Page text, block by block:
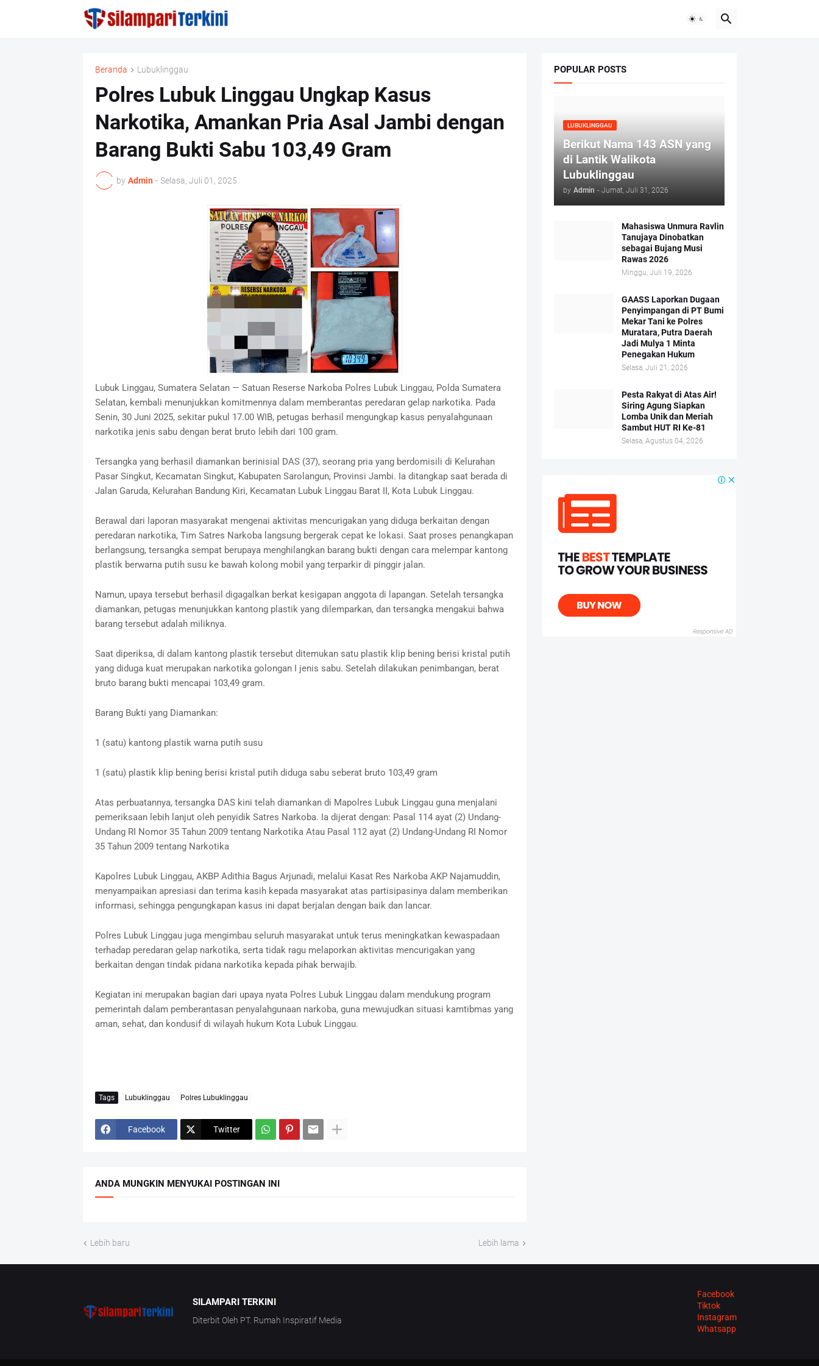
Beranda Lubuklinggau
Polres Lubuk Linggau Ungkap Kasus
Narkotika, Amankan Pria Asal Jambi dengan
Barang Bukti Sabu 103,49 Gram
by Admin - Selasa, Juli 01, 2025
Lubuk Linggau, Sumatera Selatan — Satuan Reserse Narkoba Polres Lubuk Linggau, Polda Sumatera
Selatan, kembali menunjukkan komitmennya dalam memberantas peredaran gelap narkotika. Pada
Senin, 30 Juni 2025, sekitar pukul 17.00 WIB, petugas berhasil mengungkap kasus penyalahgunaan
narkotika jenis sabu dengan berat bruto lebih dari 100 gram.
Tersangka yang berhasil diamankan berinisial DAS (37), seorang pria yang berdomisili di Kelurahan
Pasar Singkut, Kecamatan Singkut, Kabupaten Sarolangun, Provinsi Jambi. Ia ditangkap saat berada di
Jalan Garuda, Kelurahan Bandung Kiri, Kecamatan Lubuk Linggau Barat II, Kota Lubuk Linggau.
Berawal dari laporan masyarakat mengenai aktivitas mencurigakan yang diduga berkaitan dengan
peredaran narkotika, Tim Satres Narkoba langsung bergerak cepat ke lokasi. Saat proses penangkapan
berlangsung, tersangka sempat berupaya menghilangkan barang bukti dengan cara melempar kantong
plastik berwarna putih susu ke bawah kolong mobil yang terparkir di pinggir jalan.
Namun, upaya tersebut berhasil digagalkan berkat kesigapan anggota di lapangan. Setelah tersangka
diamankan, petugas menunjukkan kantong plastik yang dilemparkan, dan tersangka mengakui bahwa
barang tersebut adalah miliknya.
Saat diperiksa, di dalam kantong plastik tersebut ditemukan satu plastik klip bening berisi kristal putih
yang diduga kuat merupakan narkotika golongan I jenis sabu. Setelah dilakukan penimbangan, berat
bruto barang bukti mencapai 103,49 gram.
Barang Bukti yang Diamankan:
1 (satu) kantong plastik warna putih susu
1 (satu) plastik klip bening berisi kristal putih diduga sabu seberat bruto 103,49 gram
Atas perbuatannya, tersangka DAS kini telah diamankan di Mapolres Lubuk Linggau guna menjalani
pemeriksaan lebih lanjut oleh penyidik Satres Narkoba. Ia dijerat dengan: Pasal 114 ayat (2) Undang-
Undang RI Nomor 35 Tahun 2009 tentang Narkotika Atau Pasal 112 ayat (2) Undang-Undang RI Nomor
35 Tahun 2009 tentang Narkotika
Kapolres Lubuk Linggau, AKBP Adithia Bagus Arjunadi, melalui Kasat Res Narkoba AKP Najamuddin,
menyampaikan apresiasi dan terima kasih kepada masyarakat atas partisipasinya dalam memberikan
informasi, sehingga pengungkapan kasus ini dapat berjalan dengan baik dan lancar.
Polres Lubuk Linggau juga mengimbau seluruh masyarakat untuk terus meningkatkan kewaspadaan
terhadap peredaran gelap narkotika, serta tidak ragu melaporkan aktivitas mencurigakan yang
berkaitan dengan tindak pidana narkotika kepada pihak berwajib.
Kegiatan ini merupakan bagian dari upaya nyata Polres Lubuk Linggau dalam mendukung program
pemerintah dalam pemberantasan penyalahgunaan narkoba, guna mewujudkan situasi kamtibmas yang
aman, sehat, dan kondusif di wilayah hukum Kota Lubuk Linggau.
Tags Lubuklinggau Polres Lubuklinggau
Facebook Twitter
ANDA MUNGKIN MENYUKAI POSTINGAN INI
Lebih baru Lebih lama
POPULAR POSTS
LUBUKLINGGAU
Berikut Nama 143 ASN yang
di Lantik Walikota
Lubuklinggau
by Admin - Jumat, Juli 31, 2026
Mahasiswa Unmura Ravlin
Tanujaya Dinobatkan
sebagai Bujang Musi
Rawas 2026
Minggu, Juli 19, 2026
GAASS Laporkan Dugaan
Penyimpangan di PT Bumi
Mekar Tani ke Polres
Muratara, Putra Daerah
Jadi Mulya 1 Minta
Penegakan Hukum
Selasa, Juli 21, 2026
Pesta Rakyat di Atas Air!
Siring Agung Siapkan
Lomba Unik dan Meriah
Sambut HUT RI Ke-81
Selasa, Agustus 04, 2026
SILAMPARI TERKINI
Diterbit Oleh PT. Rumah Inspiratif Media
Facebook
Tiktok
Instagram
Whatsapp